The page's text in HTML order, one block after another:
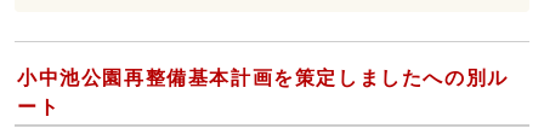
小中池公園再整備基本計画を策定しましたへの別ル
ート